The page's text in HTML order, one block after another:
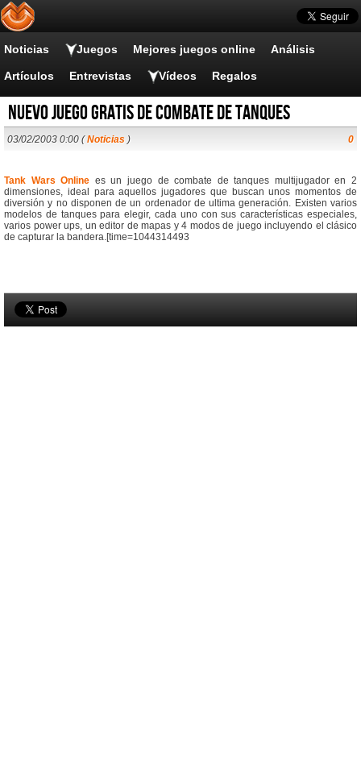
Noticias Juegos Mejores juegos online Análisis
Artículos Entrevistas Vídeos Regalos
Nuevo juego gratis de combate de tanques
03/02/2003 0:00 (Noticias ) 0
Tank Wars Online es un juego de combate de tanques multijugador en 2
dimensiones, ideal para aquellos jugadores que buscan unos momentos de
diversión y no disponen de un ordenador de ultima generación. Existen varios
modelos de tanques para elegir, cada uno con sus características especiales,
varios power ups, un editor de mapas y 4 modos de juego incluyendo el clásico
de capturar la bandera.[time=1044314493